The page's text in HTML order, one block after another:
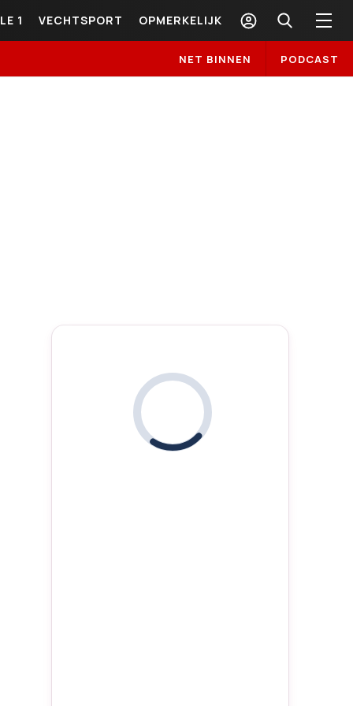
1 VECHTSPORT OPMERKELIJK
NET BINNEN PODCAST